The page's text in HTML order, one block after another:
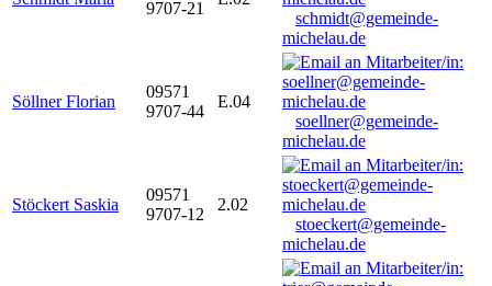
9707-21
schmidt@gemeinde-
michelau.de
Söllner Florian
09571
9707-44
E.04
soellner@gemeinde-
michelau.de
Stöckert Saskia
09571
9707-12
2.02
stoeckert@gemeinde-
michelau.de